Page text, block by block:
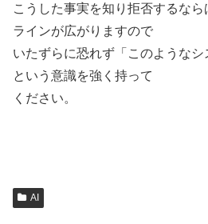
こうした事実を知り拒否するな
ラインが広がりますので
いたずらに恐れず「このようなシ
という意識を強く持って
ください。
AI